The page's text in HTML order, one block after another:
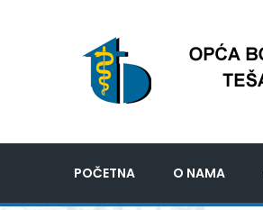
POČETNA O NAMA